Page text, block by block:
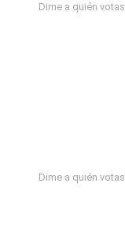
Dime a quién
Dime a quién